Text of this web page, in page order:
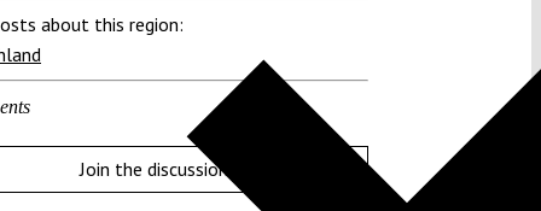
about this region:
Join the discussion